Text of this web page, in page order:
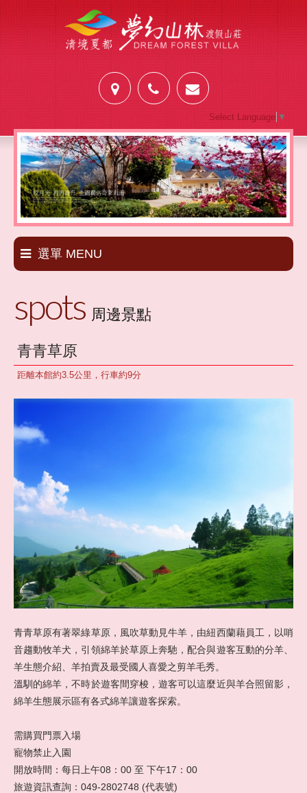
Select Language ▼
選單 MENU
客房介紹
夢幻風情
交通位置
周邊景點
聯絡我們
spots 周邊景點
青青草原
距離本館約3.5公里，行車約9分
青青草原有著翠綠草原，風吹草動見牛羊，由紐西蘭藉員工，以哨
音趨動牧羊犬，引領綿羊於草原上奔馳，配合與遊客互動的分羊、
羊生態介紹、羊拍賣及最受國人喜愛之剪羊毛秀。
溫馴的綿羊，不時於遊客間穿梭，遊客可以這麼近與羊合照留影，
綿羊生態展示區有各式綿羊讓遊客探索。
需購買門票入場
寵物禁止入園
開放時間：每日上午08：00 至 下午17：00
旅遊資訊查詢：049-2802748 (代表號)